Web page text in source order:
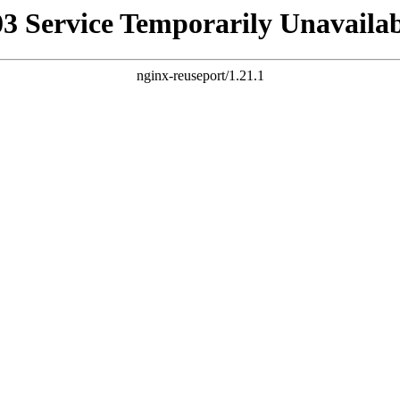
Service Temporarily
nginx-reuseport/1.21.1